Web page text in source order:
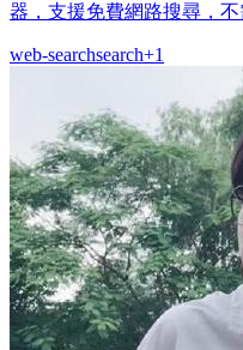
器，支援免費網路搜尋，不
web-searchsearch+1